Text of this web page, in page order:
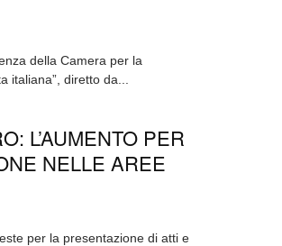
della Camera per la
italiana”, diretto da...
L’AUMENTO PER
NELLE AREE
per la presentazione di atti e